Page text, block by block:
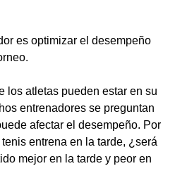
es optimizar el desempeño
los atletas pueden estar en su
entrenadores se preguntan
afectar el desempeño. Por
entrena en la tarde, ¿será
mejor en la tarde y peor en